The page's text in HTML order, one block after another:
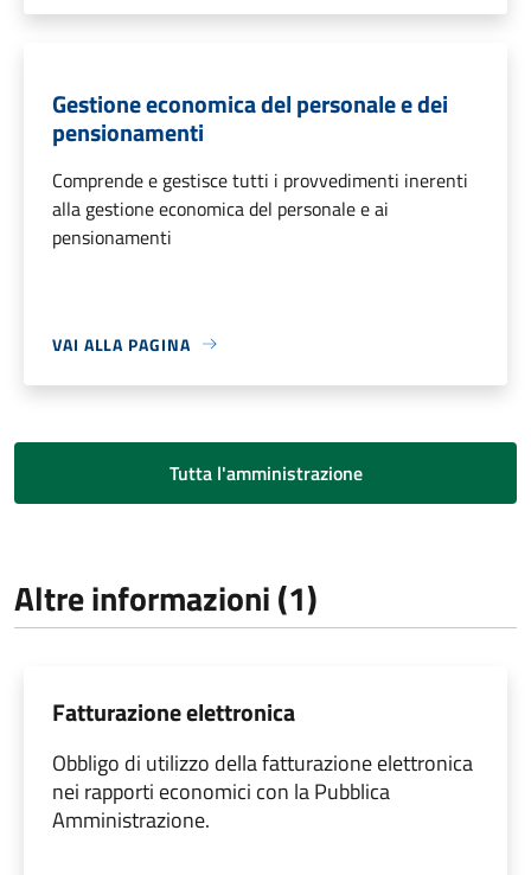
Gestione economica del personale e dei
pensionamenti
Comprende e gestisce tutti i provvedimenti inerenti
alla gestione economica del personale e ai
pensionamenti
VAI ALLA PAGINA
Tutta l'amministrazione
Altre informazioni (1)
Fatturazione elettronica
Obbligo di utilizzo della fatturazione elettronica
nei rapporti economici con la Pubblica
Amministrazione.